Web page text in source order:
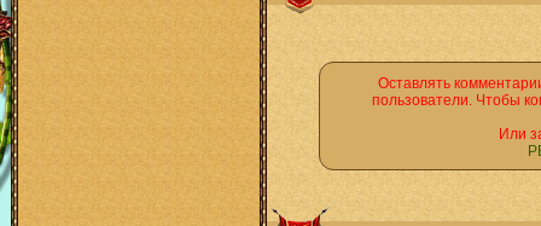
Оставлять
пользователи. Чтобы
Или